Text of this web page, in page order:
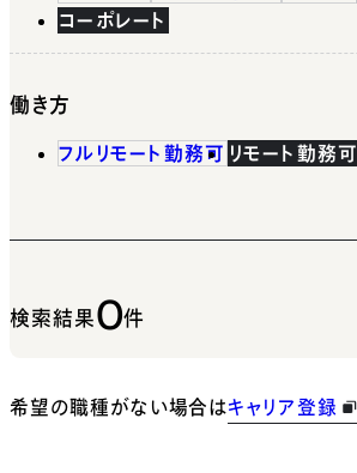
コーポレート
働き方
フルリモート勤務可 リモート勤務可
検索結果0件
希望の職種がない場合はキャリア登録